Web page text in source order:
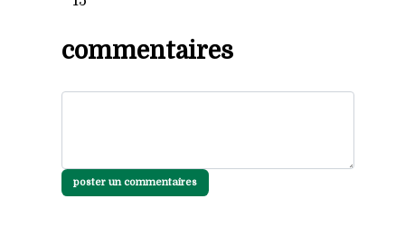
commentaires
poster un commentaires